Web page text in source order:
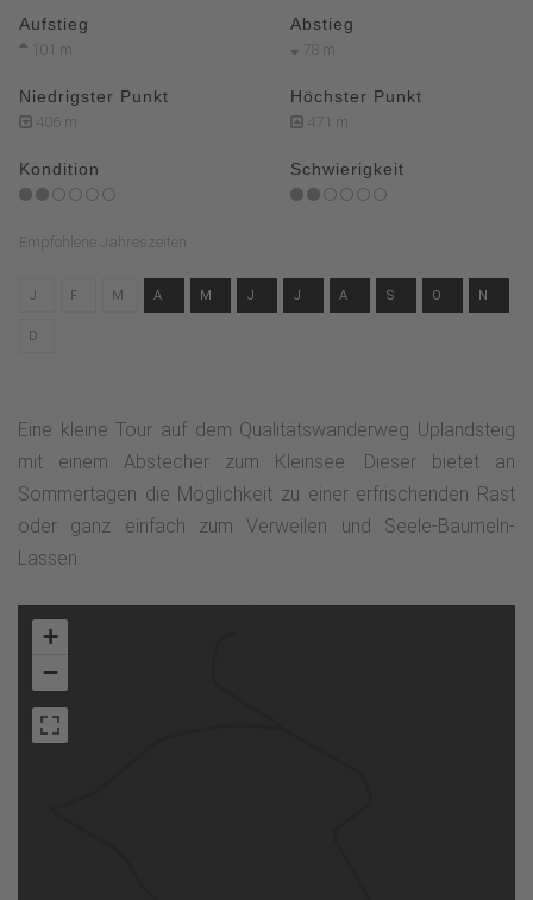
Aufstieg
101 m
Abstieg
78 m
Niedrigster Punkt
406 m
Höchster Punkt
471 m
Kondition Schwierigkeit
Empfohlene Jahreszeiten
J F M A M J J A S O N
D
Eine kleine Tour auf dem Qualitätswanderweg Uplandsteig
mit einem Abstecher zum Kleinsee. Dieser bietet an
Sommertagen die Möglichkeit zu einer erfrischenden Rast
oder ganz einfach zum Verweilen und Seele-Baumeln-
Lassen.
+
−